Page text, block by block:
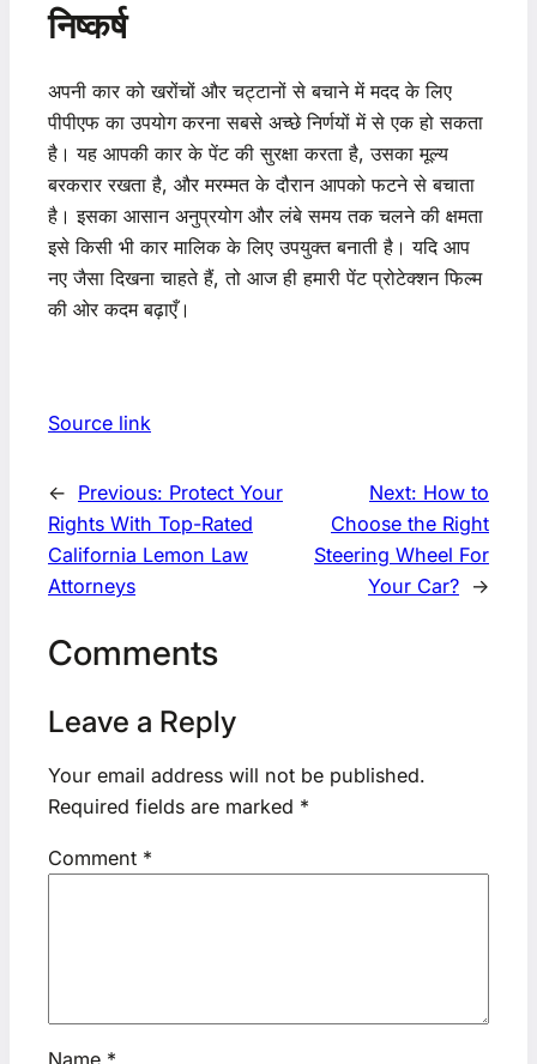
निष्कर्ष
अपनी कार को खरोंचों और चट्टानों से बचाने में मदद के लिए
पीपीएफ का उपयोग करना सबसे अच्छे निर्णयों में से एक हो सकता
है। यह आपकी कार के पेंट की सुरक्षा करता है, उसका मूल्य
बरकरार रखता है, और मरम्मत के दौरान आपको फटने से बचाता
है। इसका आसान अनुप्रयोग और लंबे समय तक चलने की क्षमता
इसे किसी भी कार मालिक के लिए उपयुक्त बनाती है। यदि आप
नए जैसा दिखना चाहते हैं, तो आज ही हमारी पेंट प्रोटेक्शन फिल्म
की ओर कदम बढ़ाएँ।
Source link
← Previous: Protect Your
Rights With Top-Rated
California Lemon Law
Attorneys
Next: How to
Choose the Right
Steering Wheel For
Your Car? →
Comments
Leave a Reply
Your email address will not be published.
Required fields are marked *
Comment *
Name *